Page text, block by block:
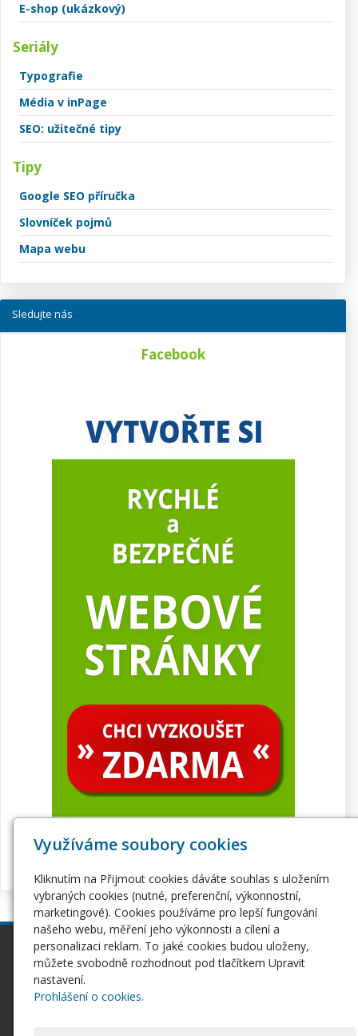
E-shop (ukázkový)
Seriály
Typografie
Média v inPage
SEO: užitečné tipy
Tipy
Google SEO příručka
Slovníček pojmů
Mapa webu
Sledujte nás
Facebook
inPage
Webové stránky
Pro začátečníky
Seznámení s inPage
Webhosting
Hosting
Využíváme soubory cookies
Kliknutím na Přijmout cookies dáváte souhlas s uložením
vybraných cookies (nutné, preferenční, výkonnostní,
marketingové). Cookies používáme pro lepší fungování
našeho webu, měření jeho výkonnosti a cílení a
personalizaci reklam. To jaké cookies budou uloženy,
můžete svobodně rozhodnout pod tlačítkem Upravit
nastavení.
Prohlášení o cookies.